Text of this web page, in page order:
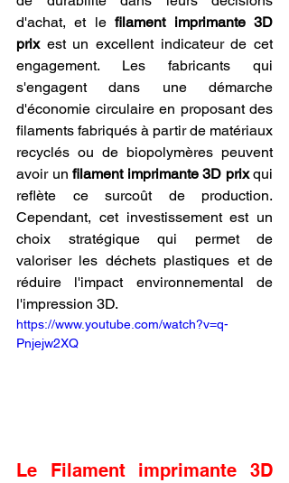
d'achat, et le filament imprimante 3D
prix est un excellent indicateur de cet
engagement. Les fabricants qui
s'engagent dans une démarche
d'économie circulaire en proposant des
filaments fabriqués à partir de matériaux
recyclés ou de biopolymères peuvent
avoir un filament imprimante 3D prix qui
reflète ce surcoût de production.
Cependant, cet investissement est un
choix stratégique qui permet de
valoriser les déchets plastiques et de
réduire l'impact environnemental de
l'impression 3D.
https://www.youtube.com/watch?v=q-
Pnjejw2XQ
Le Filament imprimante 3D